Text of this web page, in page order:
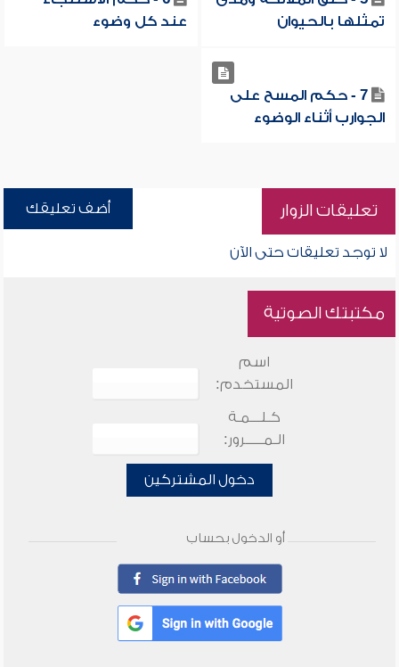
تمثلها بالحيوان
عند كل وضوء
7 - حكم المسح على
الجوارب أثناء الوضوء
تعليقات الزوار أضف تعليقك
لا توجد تعليقات حتى الآن
مكتبتك الصوتية
اسم
المستخدم:
كـلـــمـة
الـمـــــرور:
دخول المشتركين
أو الدخول بحساب